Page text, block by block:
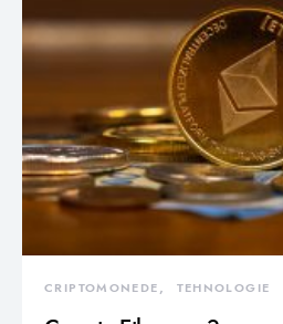
CRIPTOMONEDE TEHNOLOGIE